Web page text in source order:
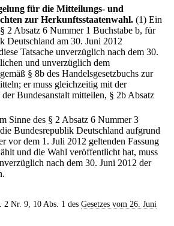
für die Mitteilungs- und
zur Herkunftsstaatenwahl. (1) Ein
2 Absatz 6 Nummer 1 Buchstabe b, für
Deutschland am 30. Juni 2012
Tatsache unverzüglich nach dem 30.
und unverzüglich dem
§ 8b des Handelsgesetzbuchs zur
er muss gleichzeitig mit der
Bundesanstalt mitteilen, § 2b Absatz
Sinne des § 2 Absatz 6 Nummer 3
Bundesrepublik Deutschland aufgrund
vor dem 1. Juli 2012 geltenden Fassung
und die Wahl veröffentlicht hat, muss
nach dem 30. Juni 2012 der
Nr. 9, 10 Abs. 1 des Gesetzes vom 26. Juni